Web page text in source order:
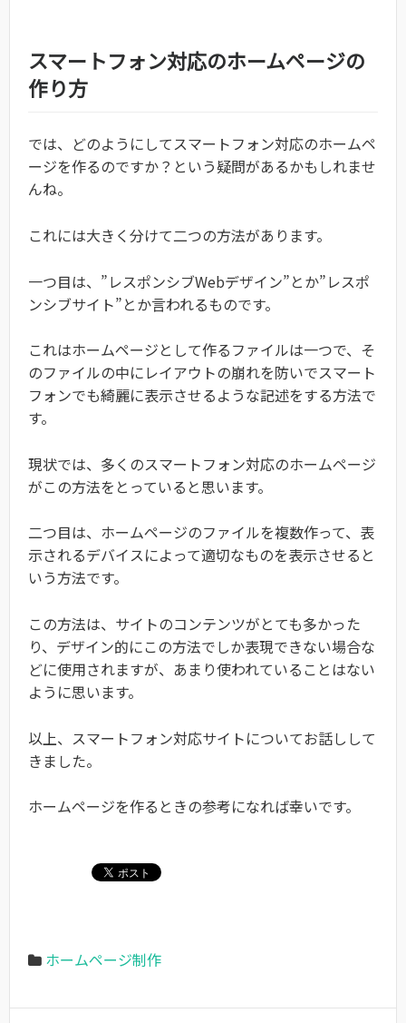
スマートフォン対応のホームページの
作り方
では、どのようにしてスマートフォン対応のホームペ
ージを作るのですか？という疑問があるかもしれませ
んね。
これには大きく分けて二つの方法があります。
一つ目は、”レスポンシブWebデザイン”とか”レスポ
ンシブサイト”とか言われるものです。
これはホームページとして作るファイルは一つで、そ
のファイルの中にレイアウトの崩れを防いでスマート
フォンでも綺麗に表示させるような記述をする方法で
す。
現状では、多くのスマートフォン対応のホームページ
がこの方法をとっていると思います。
二つ目は、ホームページのファイルを複数作って、表
示されるデバイスによって適切なものを表示させると
いう方法です。
この方法は、サイトのコンテンツがとても多かった
り、デザイン的にこの方法でしか表現できない場合な
どに使用されますが、あまり使われていることはない
ように思います。
以上、スマートフォン対応サイトについてお話しして
きました。
ホームページを作るときの参考になれば幸いです。
ホームページ制作